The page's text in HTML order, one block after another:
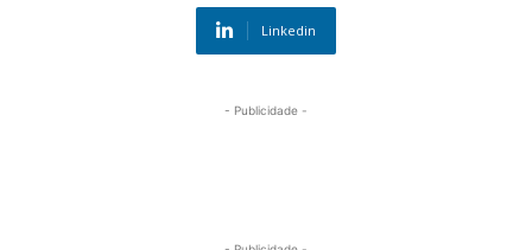
Linkedin
- Publicidade -